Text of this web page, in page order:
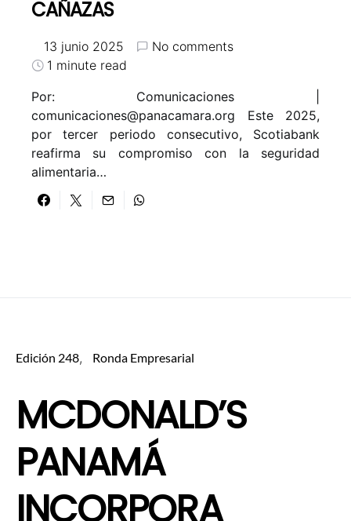
CAÑAZAS
13 junio 2025
No comments
1 minute read
Por: Comunicaciones |
comunicaciones@panacamara.org Este 2025,
por tercer periodo consecutivo, Scotiabank
reafirma su compromiso con la seguridad
alimentaria…
Edición 248 Ronda Empresarial
MCDONALD’S
PANAMÁ
INCORPORA